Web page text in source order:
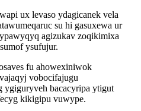
ux levaso ydagicanek vela
su hi gasuxewa ur
agizukav zoqikimixa
ysufujur.
fu ahowexiniwok
vobocifajugu
ygiguryveh bacacyripa ytigut
kikigipu vuwype.